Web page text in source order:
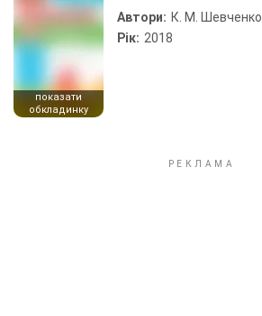
показати
обкладинку
Автори: К. М. Шевченко
Рік: 2018